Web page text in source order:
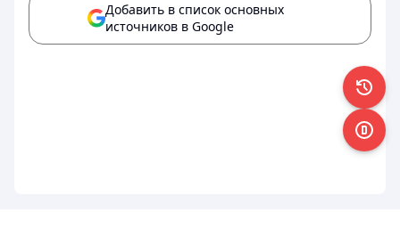
Добавить в список основных
источников в Google